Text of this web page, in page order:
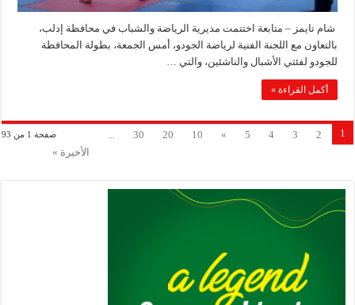
شام تايمز – متابعة اختتمت مديرية الرياضة والشباب في محافظة إدلب،
بالتعاون مع اللجنة الفنية لرياضة الجودو، أمس الجمعة، بطولة المحافظة
للجودو لفئتي الأشبال والناشئين، والتي …
أكمل القراءة »
صفحة 1 من 93 1
2
3
4
5
»
10
20
30
الأخيرة »